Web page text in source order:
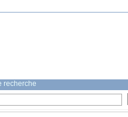
recherche